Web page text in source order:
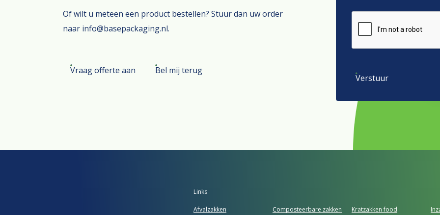
Of wilt u meteen een product bestellen? Stuur dan uw order
naar info@basepackaging.nl.
Vraag offerte aan Bel mij terug
Verstuur
Links
Afvalzakken Composteerbare zakken Kratzakken food